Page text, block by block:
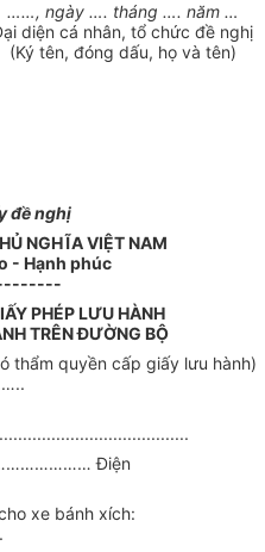
……, ngày …. tháng …. năm …
diện cá nhân, tổ chức đề nghị
(Ký tên, đóng dấu, họ và tên)
đề nghị
NGHĨA VIỆT NAM
- Hạnh phúc
PHÉP LƯU HÀNH
TRÊN ĐƯỜNG BỘ
quyền cấp giấy lưu hành)
Điện
xe bánh xích: